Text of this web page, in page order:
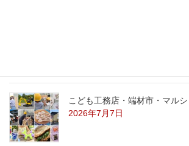
こども工務店・端材市・マル
2026年7月7日